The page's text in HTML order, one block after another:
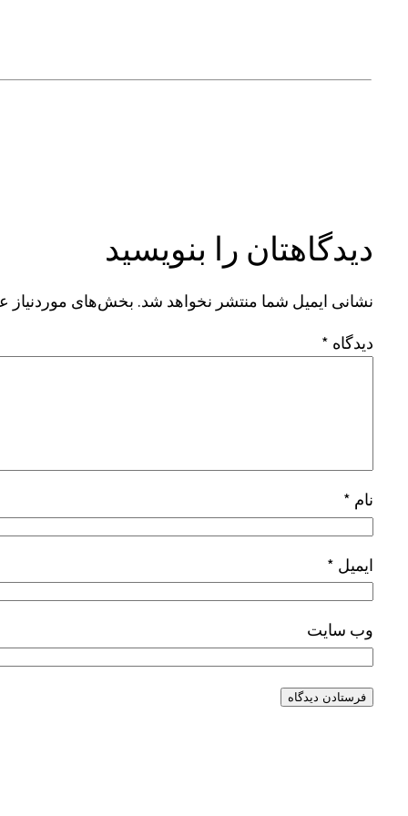
دیدگاهتان را بنویسید
نشانی ایمیل شما منتشر نخواهد شد. بخش‌های موردنیاز
دیدگاه *
نام *
ایمیل *
وب‌ سایت